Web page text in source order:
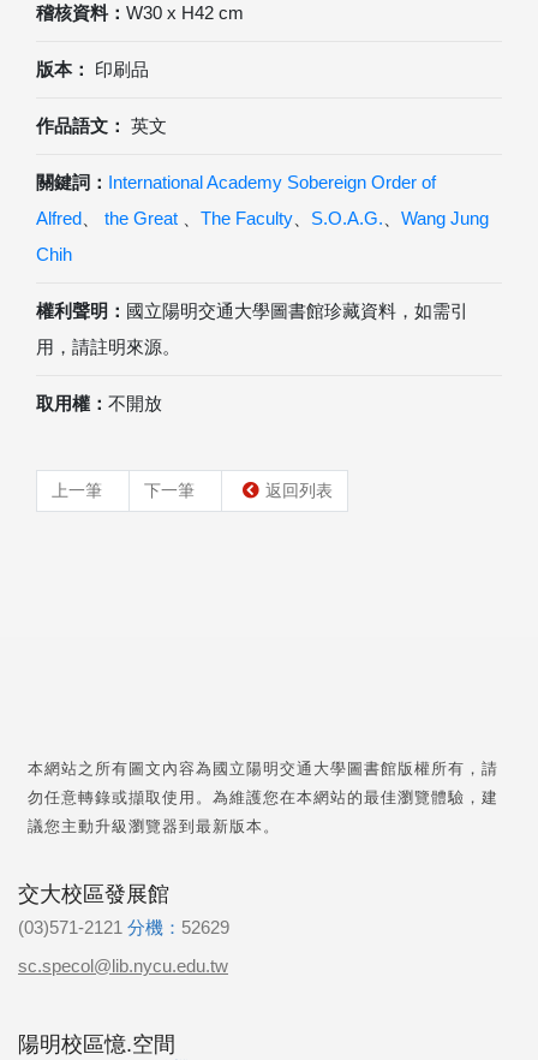
稽核資料： W30 x H42 cm
版本： 印刷品
作品語文： 英文
關鍵詞： International Academy Sobereign Order of
Alfred
the Great The Faculty S.O.A.G.
Wang Jung
Chih
權利聲明： 國立陽明交通大學圖書館珍藏資料，如需引
用，請註明來源。
取用權： 不開放
上一筆 下一筆 返回列表
本網站之所有圖文內容為國立陽明交通大學圖書館版權所有，請
勿任意轉錄或擷取使用。為維護您在本網站的最佳瀏覽體驗，建
議您主動升級瀏覽器到最新版本。
交大校區發展館
(03)571-2121 分機： 52629
sc.specol@lib.nycu.edu.tw
陽明校區憶.空間